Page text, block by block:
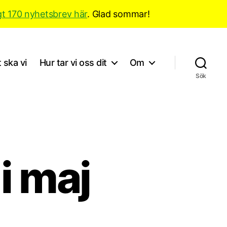
170 nyhetsbrev här. Glad sommar!
ska vi Hur tar vi oss dit Om
Sök
maj